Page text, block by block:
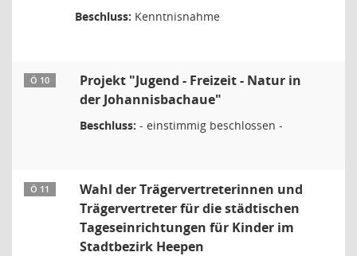
Beschluss: Kenntnisnahme
Ö 10
Projekt "Jugend - Freizeit - Natur in
der Johannisbachaue"
Beschluss: - einstimmig beschlossen -
Ö 11
Wahl der Trägervertreterinnen und
Trägervertreter für die städtischen
Tageseinrichtungen für Kinder im
Stadtbezirk Heepen